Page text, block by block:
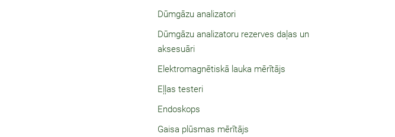
Dūmgāzu analizatori
Dūmgāzu analizatoru rezerves daļas un
aksesuāri
Elektromagnētiskā lauka mērītājs
Eļļas testeri
Endoskops
Gaisa plūsmas mērītājs